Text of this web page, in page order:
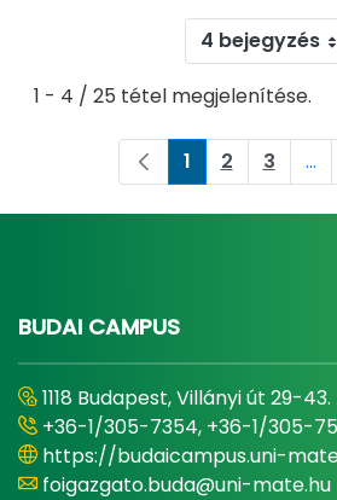
4 bejegyzés
1 - 4 / 25 tétel megjelenítése.
Oldal
1 Oldal
2 Oldal
3 ...
BUDAI CAMPUS
1118 Budapest, Villányi út 29-43.
+36-1/305-7354, +36-1/305-
https://budaicampus.uni-
foigazgato.buda@uni-mate.hu